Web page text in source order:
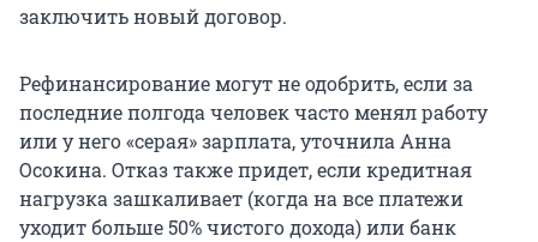
заключить новый договор.
Рефинансирование могут не одобрить, если за
последние полгода человек часто менял работу
или у него «серая» зарплата, уточнила Анна
Осокина. Отказ также придет, если кредитная
нагрузка зашкаливает (когда на все платежи
уходит больше 50% чистого дохода) или банк